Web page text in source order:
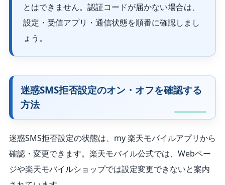
とはできません。認証コードが届かない場合は、
設定・受信アプリ・通信状態を順番に確認しまし
ょう。
迷惑SMS拒否設定のオン・オフを確認する
方法
迷惑SMS拒否設定の状態は、my 楽天モバイルアプリから
確認・変更できます。楽天モバイル公式では、Webペー
ジや楽天モバイルショップでは設定変更できないと案内